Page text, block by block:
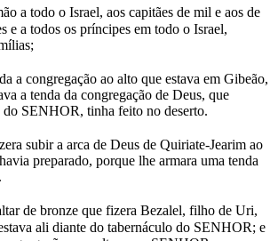
a todo o Israel, aos capitães de mil e aos de
e a todos os príncipes em todo o Israel,
a congregação ao alto que estava em Gibeão,
a tenda da congregação de Deus, que
do SENHOR, tinha feito no deserto.
subir a arca de Deus de Quiriate-Jearim ao
preparado, porque lhe armara uma tenda
de bronze que fizera Bezalel, filho de Uri,
ali diante do tabernáculo do SENHOR; e